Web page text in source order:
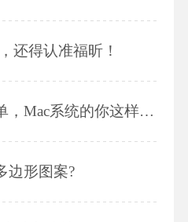
还得认准福昕！
Mac系统的你这样做!
边形图案?